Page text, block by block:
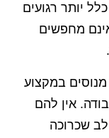
יותר רגועים
מחפשים
במקצוע
אין להם
שכרוכה